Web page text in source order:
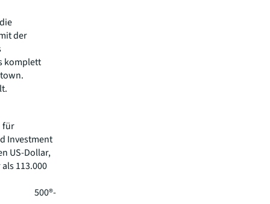
der
komplett
für
Investment
US-Dollar,
113.000
500®-